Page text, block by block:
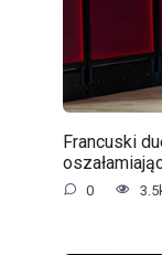
Francuski
0